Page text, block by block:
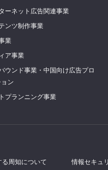
ーネット広告関連事業
ンツ制作事業
業
ア事業
ウンド事業・中国向け広告プロ
ン
プランニング事業
周知について 情報セキュ